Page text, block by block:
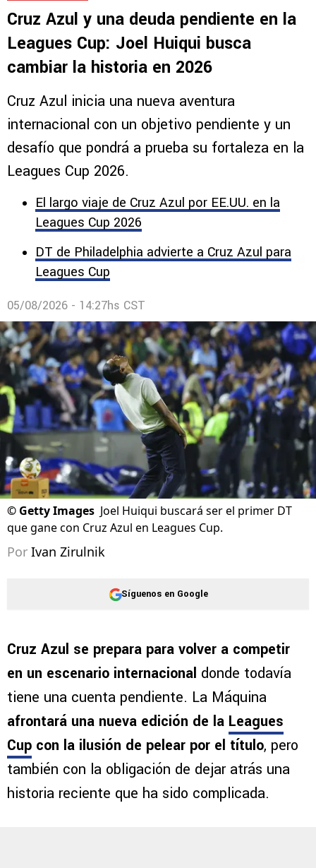
Cruz Azul y una deuda pendiente en la
Leagues Cup: Joel Huiqui busca
cambiar la historia en 2026
Cruz Azul inicia una nueva aventura
internacional con un objetivo pendiente y un
desafío que pondrá a prueba su fortaleza en la
Leagues Cup 2026.
El largo viaje de Cruz Azul por EE.UU. en la
Leagues Cup 2026
DT de Philadelphia advierte a Cruz Azul para
Leagues Cup
05/08/2026 - 14:27hs CST
© Getty Images Joel Huiqui buscará ser el primer DT
que gane con Cruz Azul en Leagues Cup.
Por Ivan Zirulnik
Síguenos en Google
Cruz Azul se prepara para volver a competir
en un escenario internacional donde todavía
tiene una cuenta pendiente. La Máquina
afrontará una nueva edición de la Leagues
Cup con la ilusión de pelear por el título, pero
también con la obligación de dejar atrás una
historia reciente que ha sido complicada.